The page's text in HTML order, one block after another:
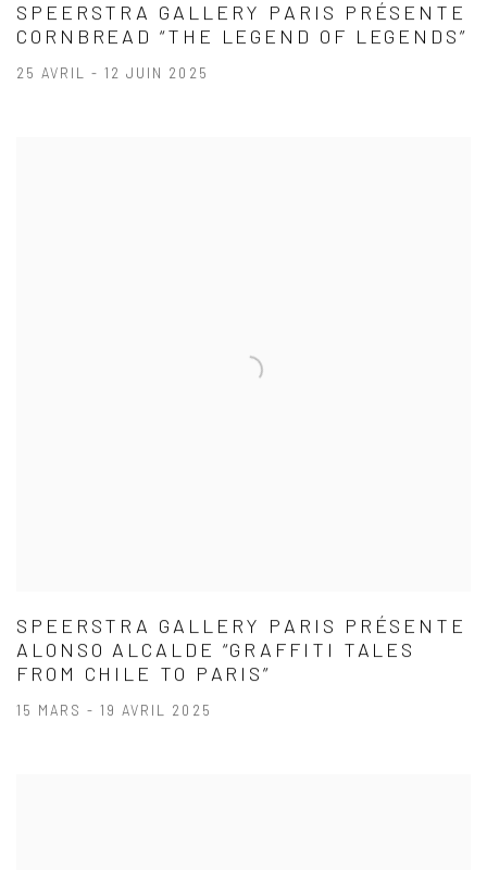
SPEERSTRA GALLERY PARIS PRÉSENTE
CORNBREAD “THE LEGEND OF LEGENDS”
25 AVRIL - 12 JUIN 2025
SPEERSTRA GALLERY PARIS PRÉSENTE
ALONSO ALCALDE “GRAFFITI TALES
FROM CHILE TO PARIS”
15 MARS - 19 AVRIL 2025